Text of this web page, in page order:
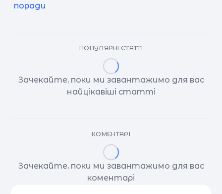
поради
ПОПУЛЯРНІ СТАТТІ
Зачекайте, поки ми завантажимо для вас
найцікавіші статті
КОМЕНТАРІ
Зачекайте, поки ми завантажимо для вас
коментарі